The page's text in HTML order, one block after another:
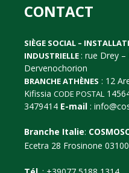
CONTACT
SIÈGE SOCIAL –
INDUSTRIELLE: rue Drey –
Dervenochorion
BRANCHE ATHÈNES : 12
Kifissia CODE POSTAL
3479414 E-mail :
Branche Italie:
Ecetra 28 Frosinone